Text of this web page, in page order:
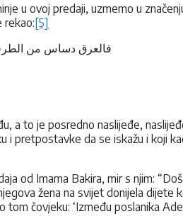
u ovoj predaji, uzmemo u
rekao:[5]
فالعرق دساس من
a to je posredno naslijeđe,
i pretpostavke da se iskažu i koji
od Imama Bakira, mir s njim:
žena na svijet donijela dijete
tom čovjeku: ‘Između poslanika